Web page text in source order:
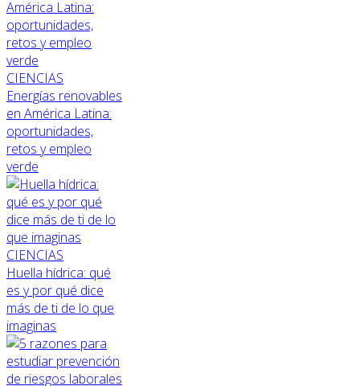
CIENCIAS
Energías renovables
en América Latina:
oportunidades,
retos y empleo
verde
CIENCIAS
Huella hídrica: qué
es y por qué dice
más de ti de lo que
imaginas